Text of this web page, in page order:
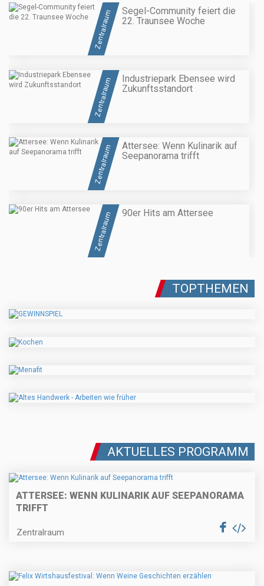
Zentralraum
Segel-Community feiert die
22. Traunsee Woche
Zentralraum
Industriepark Ebensee wird
Zukunftsstandort
Zentralraum
Attersee: Wenn Kulinarik auf
Seepanorama trifft
Zentralraum 90er Hits am Attersee
TOPTHEMEN
AKTUELLES PROGRAMM
ATTERSEE: WENN KULINARIK AUF SEEPANORAMA
TRIFFT
Zentralraum